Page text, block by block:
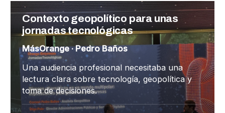
Contexto geopolítico para unas
jornadas tecnológicas
MásOrange · Pedro Baños
Una audiencia profesional necesitaba una
lectura clara sobre tecnología, geopolítica y
toma de decisiones.